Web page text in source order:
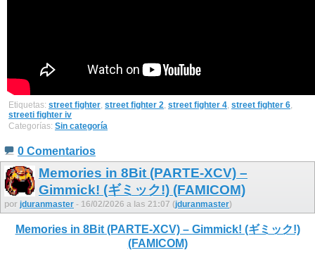
Etiquetas: street fighter, street fighter 2, street fighter 4, street fighter 6,
streeti fighter iv
Categorías: Sin categoría
0 Comentarios
Memories in 8Bit (PARTE-XCV) –
Gimmick! (ギミック!) (FAMICOM)
por jduranmaster - 16/02/2026 a las 21:07 (jduranmaster)
Memories in 8Bit (PARTE-XCV) – Gimmick! (ギミック!)
(FAMICOM)